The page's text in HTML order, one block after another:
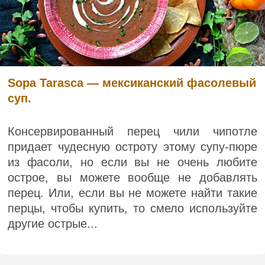
Sopa Tarasca — мексиканский фасолевый
суп.
Консервированный перец чили чипотле
придает чудесную остроту этому супу-пюре
из фасоли, но если вы не очень любите
острое, вы можете вообще не добавлять
перец. Или, если вы не можете найти такие
перцы, чтобы купить, то смело используйте
другие острые...